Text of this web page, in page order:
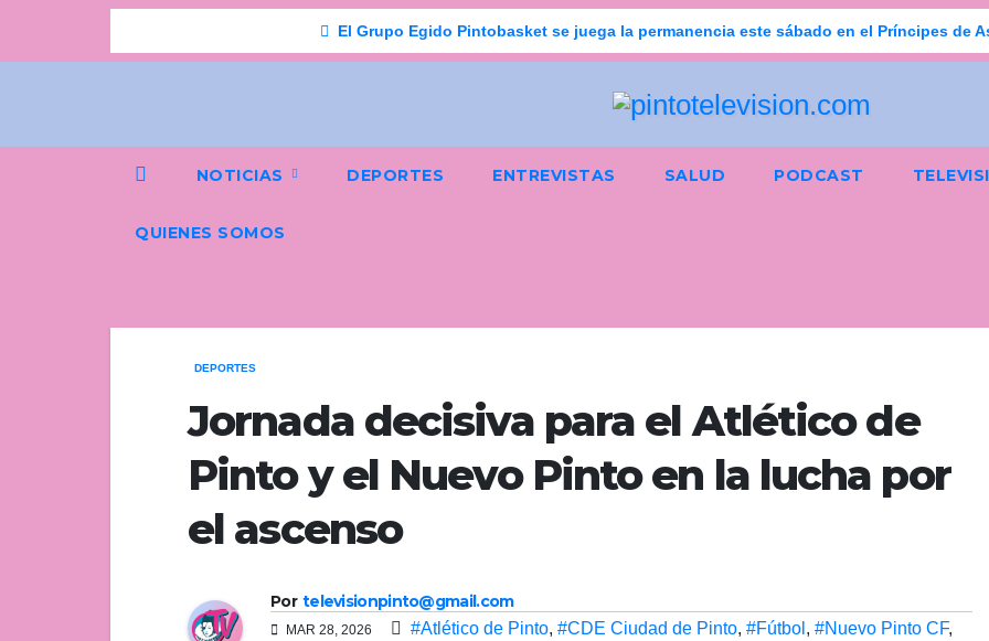
El Grupo Egido Pintobasket se juega la permanencia este sábado en el Príncipes de
NOTICIAS DEPORTES ENTREVISTAS SALUD PODCAST
QUIENES SOMOS
DEPORTES
Jornada decisiva para el Atlético de
Pinto y el Nuevo Pinto en la lucha por
el ascenso
Por televisionpinto@gmail.com
MAR 28, 2026 #Atlético de Pinto, #CDE Ciudad de Pinto, #Fútbol , #Nuevo Pinto CF,